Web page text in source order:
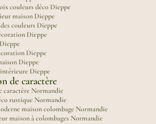
couleurs déco Dieppe
maison Dieppe
couleurs Dieppe
Dieppe
Dieppe
Dieppe
Dieppe
de caractère
caractère Normandie
rustique Normandie
maison colombage Normandie
maison à colombages Normandie